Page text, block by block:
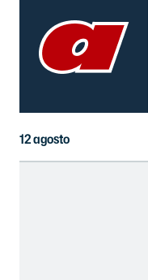
12 agosto